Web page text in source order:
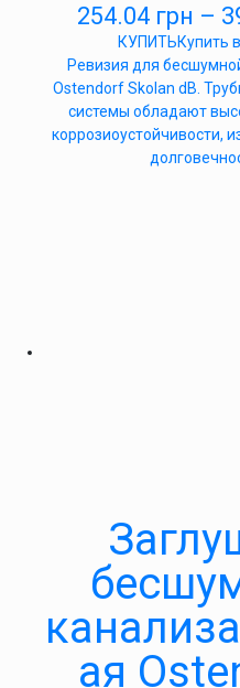
254.04 грн –
КУПИТЬКупить
Ревизия для
Ostendorf Skolan dB.
системы обладают
коррозиоустойчивости,
ая